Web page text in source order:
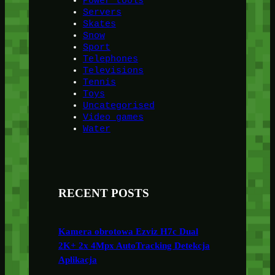
Servers
Skates
Snow
Sport
Telephones
Televisions
Tennis
Toys
Uncategorised
Video games
Water
RECENT POSTS
Kamera obrotowa Ezviz H7c Dual
2K+ 2x 4Mpx AutoTracking Detekcja
Aplikacja